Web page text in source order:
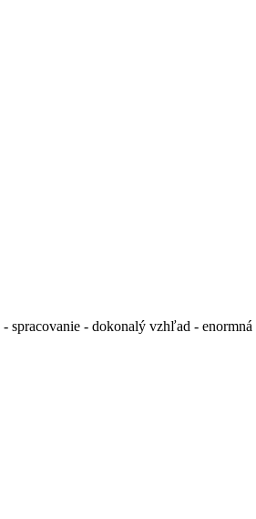
spracovanie - dokonalý vzhľad - enormná